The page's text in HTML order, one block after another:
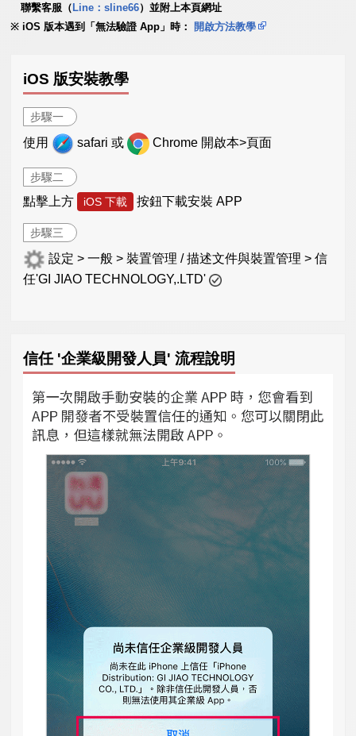
聯繫客服（ Line：sline66）並附上本頁網址
iOS 版本遇到「無法驗證 App」時：
開啟方法教學
iOS 版安裝教學
步驟一
使用 safari 或 Chrome 開啟本>頁面
步驟二
點擊上方 iOS 下載 按鈕下載安裝 APP
步驟三
設定 > 一般 > 裝置管理 / 描述文件與裝置管理 > 信
任'GI JIAO TECHNOLOGY,.LTD'
信任 '企業級開發人員' 流程說明